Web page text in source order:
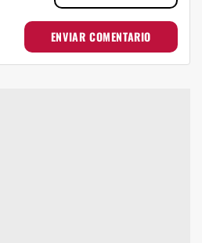
ENVIAR COMENTARIO